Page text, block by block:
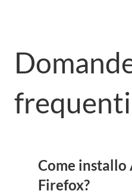
frequenti
Come installo
Firefox?